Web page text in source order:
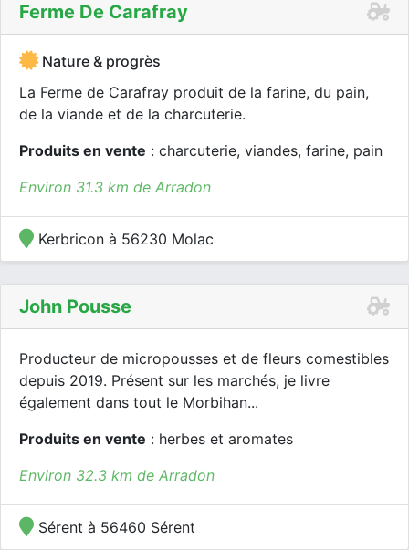
Ferme De Carafray
Nature & progrès
La Ferme de Carafray produit de la farine, du pain,
de la viande et de la charcuterie.
Produits en vente : charcuterie, viandes, farine, pain
Environ 31.3 km de Arradon
Kerbricon à 56230 Molac
John Pousse
Producteur de micropousses et de fleurs comestibles
depuis 2019. Présent sur les marchés, je livre
également dans tout le Morbihan...
Produits en vente : herbes et aromates
Environ 32.3 km de Arradon
Sérent à 56460 Sérent